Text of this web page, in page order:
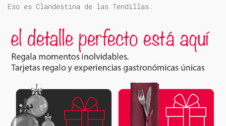
Eso es Clandestina de las Tendillas.